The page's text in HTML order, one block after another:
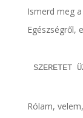
Ismerd meg
Egészségről,
SZERETET
Rólam,